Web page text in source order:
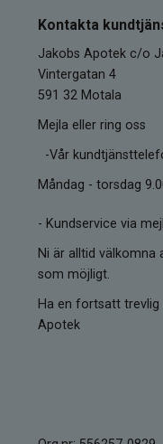
Kontakta
Jakobs Apotek c/o
Vintergatan 4
591 32 Motala
Mejla eller ring oss
-Vår
Måndag - torsdag
- Kundservice via
Ni är alltid
som möjligt.
Ha en fortsatt trevlig
Apotek